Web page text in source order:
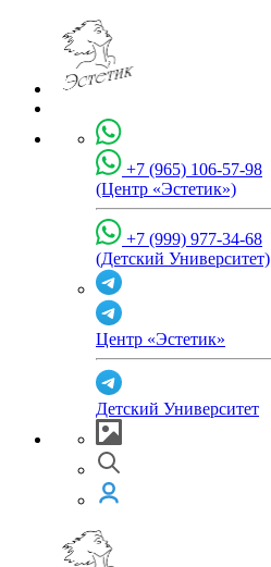
+7 (965) 106-57-98
(Центр «Эстетик»)
+7 (999) 977-34-68
(Детский Университет)
Центр «Эстетик»
Детский Университет